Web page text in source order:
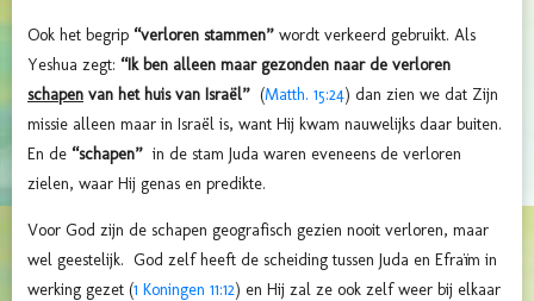
Ook het begrip “verloren stammen” wordt verkeerd gebruikt. Als
Yeshua zegt: “Ik ben alleen maar gezonden naar de verloren
schapen van het huis van Israël” (Matth. 15:24) dan zien we dat Zijn
missie alleen maar in Israël is, want Hij kwam nauwelijks daar buiten.
En de “schapen” in de stam Juda waren eveneens de verloren
zielen, waar Hij genas en predikte.
Voor God zijn de schapen geografisch gezien nooit verloren, maar
wel geestelijk. God zelf heeft de scheiding tussen Juda en Efraïm in
werking gezet (1 Koningen 11:12) en Hij zal ze ook zelf weer bij elkaar